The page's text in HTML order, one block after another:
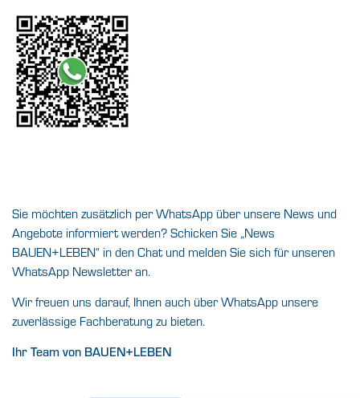
Sie möchten zusätzlich per WhatsApp über unsere News und
Angebote informiert werden? Schicken Sie „News
BAUEN+LEBEN“ in den Chat und melden Sie sich für unseren
WhatsApp Newsletter an.
Wir freuen uns darauf, Ihnen auch über WhatsApp unsere
zuverlässige Fachberatung zu bieten.
Ihr Team von BAUEN+LEBEN